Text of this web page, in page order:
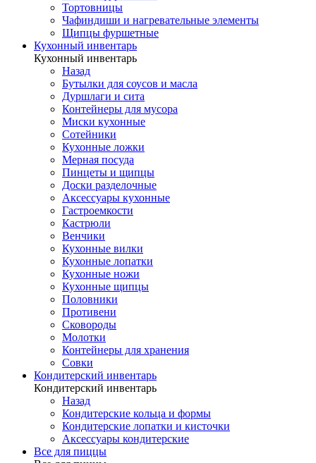
Тортовницы
Чафиндиши и нагревательные элементы
Щипцы фуршетные
Кухонный инвентарь
Кухонный инвентарь
Назад
Бутылки для соусов и масла
Дуршлаги и сита
Контейнеры для мусора
Миски кухонные
Сотейники
Кухонные ложки
Мерная посуда
Пинцеты и щипцы
Доски разделочные
Аксессуары кухонные
Гастроемкости
Кастрюли
Венчики
Кухонные вилки
Кухонные лопатки
Кухонные ножи
Кухонные щипцы
Половники
Противени
Сковороды
Молотки
Контейнеры для хранения
Совки
Кондитерский инвентарь
Кондитерский инвентарь
Назад
Кондитерские кольца и формы
Кондитерские лопатки и кисточки
Аксессуары кондитерские
Все для пиццы